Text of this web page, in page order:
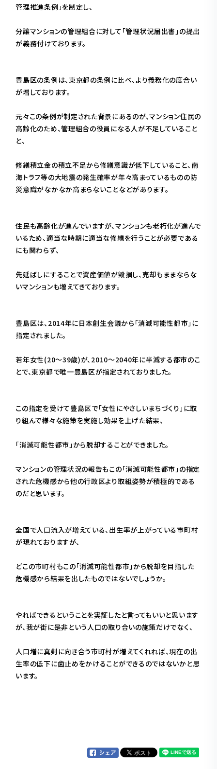
管理推進条例」を制定し、
分譲マンションの管理組合に対して「管理状況届出書」の提出
が義務付けております。
豊島区の条例は、東京都の条例に比べ、より義務化の度合い
が増しております。
元々この条例が制定された背景にあるのが、マンション住民の
高齢化のため、管理組合の役員になる人が不足していること
と、
修繕積立金の積立不足から修繕意識が低下していること、南
海トラフ等の大地震の発生確率が年々高まっているものの防
災意識がなかなか高まらないことなどがあります。
住民も高齢化が進んでいますが、マンションも老朽化が進んで
いるため、適当な時期に適当な修繕を行うことが必要である
にも関わらず、
先延ばしにすることで資産価値が毀損し、売却もままならな
いマンションも増えてきております。
豊島区は、2014年に日本創生会議から「消滅可能性都市」に
指定されました。
若年女性(20〜39歳)が、2010〜2040年に半減する都市のこ
とで、東京都で唯一豊島区が指定されておりました。
この指定を受けて豊島区で「女性にやさしいまちづくり」に取
り組んで様々な施策を実施し効果を上げた結果、
「消滅可能性都市」から脱却することができました。
マンションの管理状況の報告もこの「消滅可能性都市」の指定
された危機感から他の行政区より取組姿勢が積極的である
のだと思います。
全国で人口流入が増えている、出生率が上がっている市町村
が現れておりますが、
どこの市町村もこの「消滅可能性都市」から脱却を目指した
危機感から結果を出したものではないでしょうか。
やればできるということを実証したと言ってもいいと思います
が、我が街に是非という人口の取り合いの施策だけでなく、
人口増に真剣に向き合う市町村が増えてくれれば、現在の出
生率の低下に歯止めをかけることができるのではないかと思
います。